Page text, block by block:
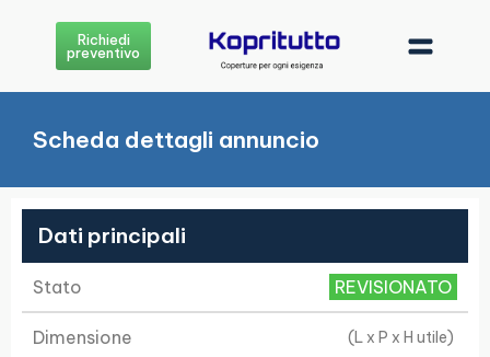
Richiedi
preventivo
Scheda dettagli annuncio
Dati principali
Stato REVISIONATO
Dimensione (L x P x H utile)